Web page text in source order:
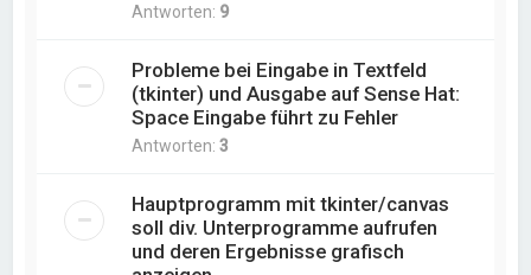
Antworten: 9
Probleme bei Eingabe in Textfeld
(tkinter) und Ausgabe auf Sense Hat:
Space Eingabe führt zu Fehler
Antworten:3
Hauptprogramm mit tkinter/canvas
soll div. Unterprogramme aufrufen
und deren Ergebnisse grafisch